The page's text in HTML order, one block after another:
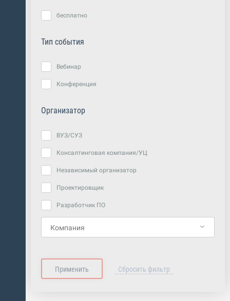
бесплатно
Тип события
Вебинар
Конференция
Организатор
ВУЗ/СУЗ
Консалтинговая компания/УЦ
Независимый организатор
Проектировщик
Разработчик ПО